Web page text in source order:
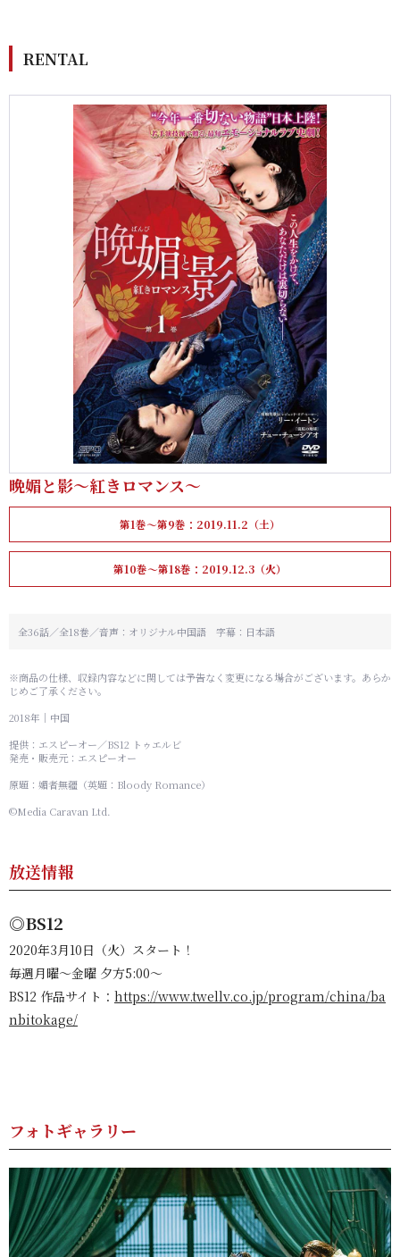
RENTAL
晩媚と影～紅きロマンス～
第1巻～第9巻：2019.11.2（土）
第10巻～第18巻：2019.12.3（火）
全36話／全18巻／音声：オリジナル中国語 字幕：日本語
※商品の仕様、収録内容などに関しては予告なく変更になる場合がございます。あらか
じめご了承ください。
2018年｜中国
提供：エスピーオー／BS12 トゥエルビ
発売・販売元：エスピーオー
原題：媚者無疆（英題：Bloody Romance）
©Media Caravan Ltd.
放送情報
◎BS12
2020年3月10日（火）スタート！
毎週月曜～金曜 夕方5:00～
BS12 作品サイト： https://www.twellv.co.jp/program/china/ba
nbitokage/
フォトギャラリー